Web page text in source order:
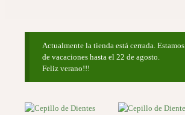
Actualmente la tienda está cerrada. Estamos
de vacaciones hasta el 22 de agosto.
Feliz verano!!!